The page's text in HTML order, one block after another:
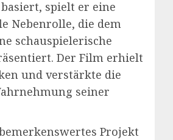
spielt er eine
Nebenrolle, die dem
schauspielerische
Der Film erhielt
und verstärkte die
seiner
Projekt